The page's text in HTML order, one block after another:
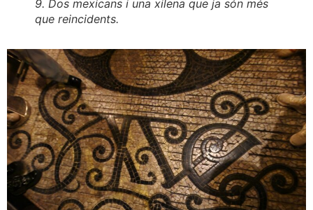
9. Dos mexicans i una xilena que ja són més
que reincidents.